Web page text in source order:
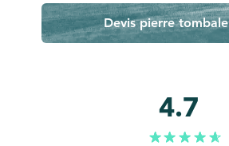
Devis pierre tombale
4.7